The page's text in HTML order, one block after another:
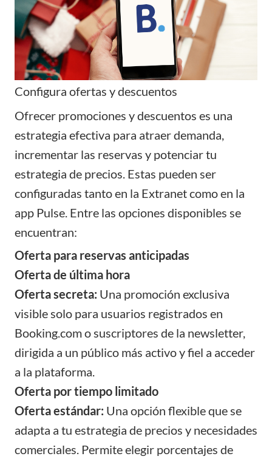
Configura ofertas y descuentos
Ofrecer promociones y descuentos es una
estrategia efectiva para atraer demanda,
incrementar las reservas y potenciar tu
estrategia de precios. Estas pueden ser
configuradas tanto en la Extranet como en la
app Pulse. Entre las opciones disponibles se
encuentran:
Oferta para reservas anticipadas
Oferta de última hora
Oferta secreta: Una promoción exclusiva
visible solo para usuarios registrados en
Booking.com o suscriptores de la newsletter,
dirigida a un público más activo y fiel a acceder
a la plataforma.
Oferta por tiempo limitado
Oferta estándar: Una opción flexible que se
adapta a tu estrategia de precios y necesidades
comerciales. Permite elegir porcentajes de